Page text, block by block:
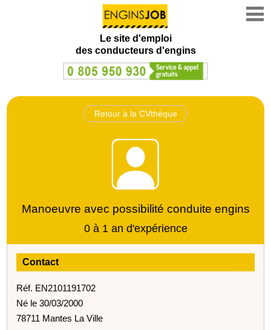
Le site d'emploi
des conducteurs d'engins
Retour à la CVthèque
Manoeuvre avec possibilité conduite engins
0 à 1 an d'expérience
Contact
Réf. EN2101191702
Né le 30/03/2000
78711 Mantes La Ville